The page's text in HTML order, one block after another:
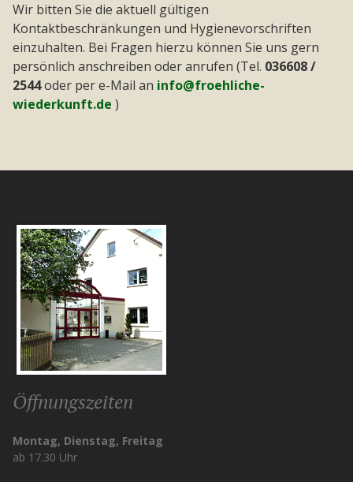
Wir bitten Sie die aktuell gültigen
Kontaktbeschränkungen und Hygienevorschriften
einzuhalten. Bei Fragen hierzu können Sie uns gern
persönlich anschreiben oder anrufen (Tel. 036608 /
2544oder per e-Mail an info@froehliche-
wiederkunft.de )
Öffnungszeiten
Montag, Dienstag, Freitag
ab 17.30 Uhr